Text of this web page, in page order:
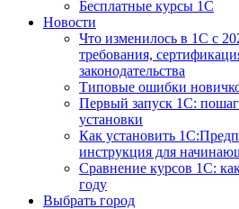
Бесплатные курсы 1С
Новости
Что изменилось в 1С с
требования,
законодательства
Типовые ошибки
Первый запуск 1С:
установки
Как установить
инструкция для
Сравнение курсов 1С:
году
Выбрать город